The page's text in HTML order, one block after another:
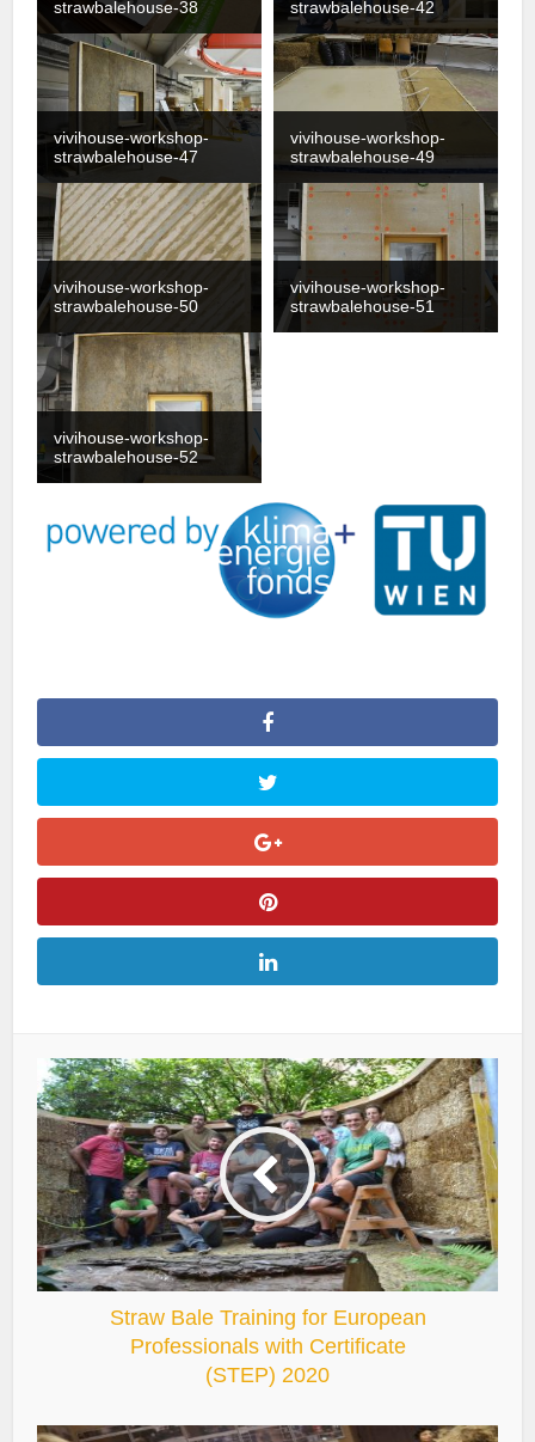
strawbalehouse-38
strawbalehouse-42
vivihouse-workshop-
strawbalehouse-47
vivihouse-workshop-
strawbalehouse-49
vivihouse-workshop-
strawbalehouse-50
vivihouse-workshop-
strawbalehouse-51
vivihouse-workshop-
strawbalehouse-52
Straw Bale Training for European
Professionals with Certificate
(STEP) 2020